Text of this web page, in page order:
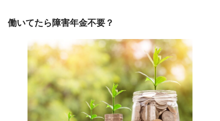
働いてたら障害年金不要？